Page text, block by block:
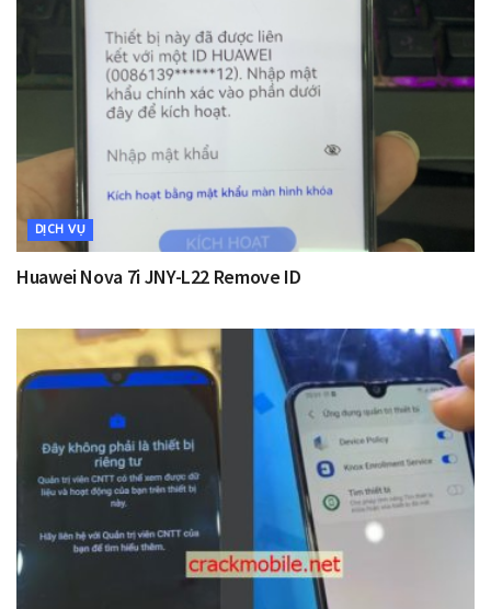
DỊCH VỤ
Huawei Nova 7i JNY-L22 Remove ID